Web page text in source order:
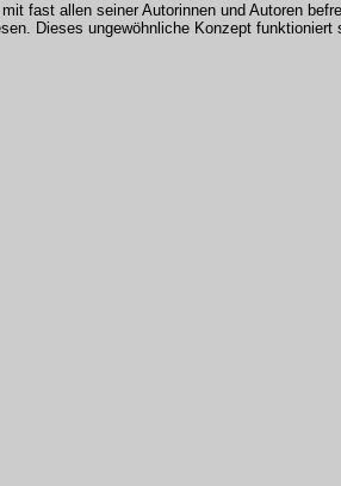
fast allen seiner Autorinnen und Autoren
Dieses ungewöhnliche Konzept